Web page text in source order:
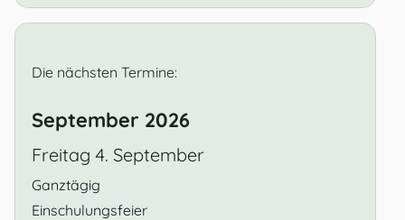
Die nächsten Termine:
September 2026
Freitag 4. September
Ganztägig
Einschulungsfeier